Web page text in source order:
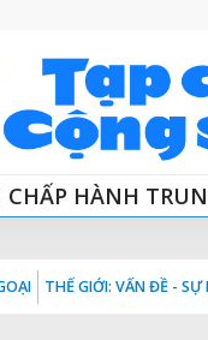
HÀNH
THẾ GIỚI: VẤN ĐỀ - SỰ